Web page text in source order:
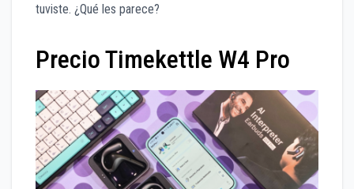
tuviste. ¿Qué les parece?
Precio Timekettle W4 Pro